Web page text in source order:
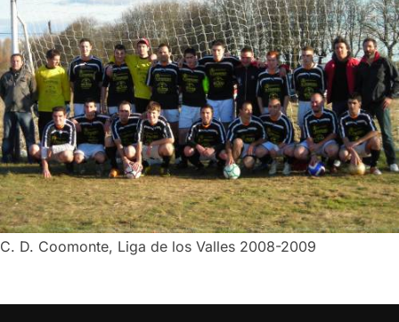
C. D. Coomonte, Liga de los Valles 2008-2009